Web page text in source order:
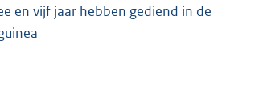
en vijf jaar hebben gediend in de